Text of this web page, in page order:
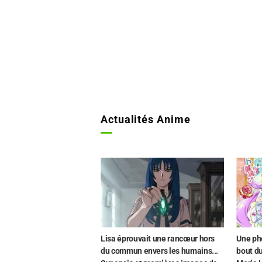
Actualités Anime
Lisa éprouvait une rancœur hors
du commun envers les humains...
Une
bout